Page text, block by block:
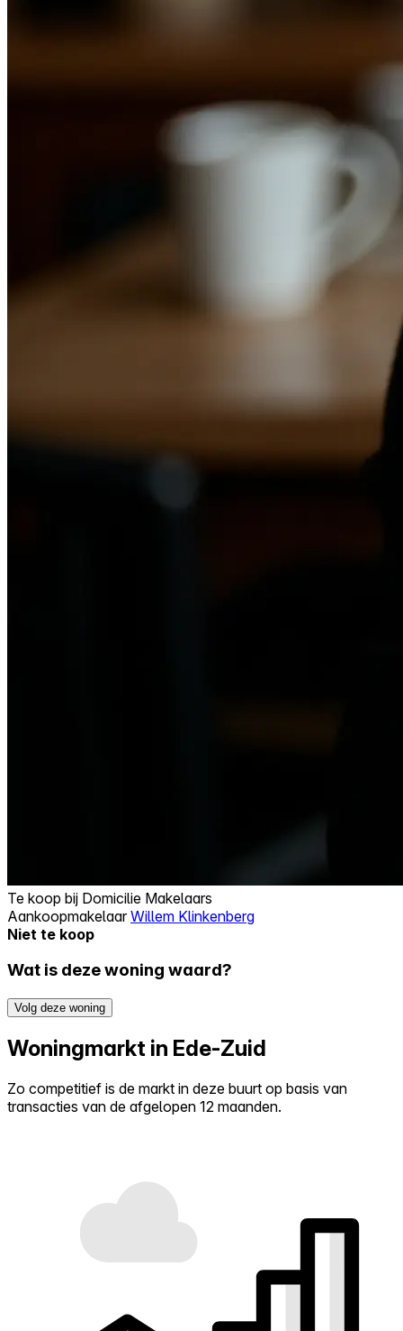
Te koop bij Domicilie Makelaars
AankoopmakelaarWillem Klinkenberg
Niet te koop
Wat is deze woning waard?
Volg deze woning
Woningmarkt in Ede-Zuid
Zo competitief is de markt in deze buurt op basis van
transacties van de afgelopen 12 maanden.